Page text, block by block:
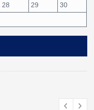
28 29
30